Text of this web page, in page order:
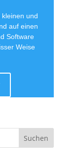
und
auf einen
Software
Weise